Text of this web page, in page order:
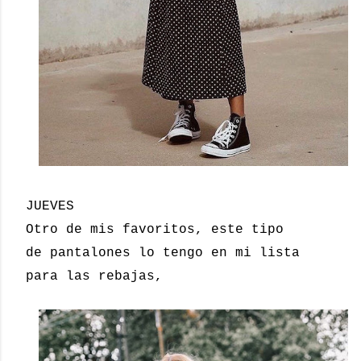
JUEVES
Otro de mis favoritos, este tipo
de pantalones lo tengo en mi lista
para las rebajas,